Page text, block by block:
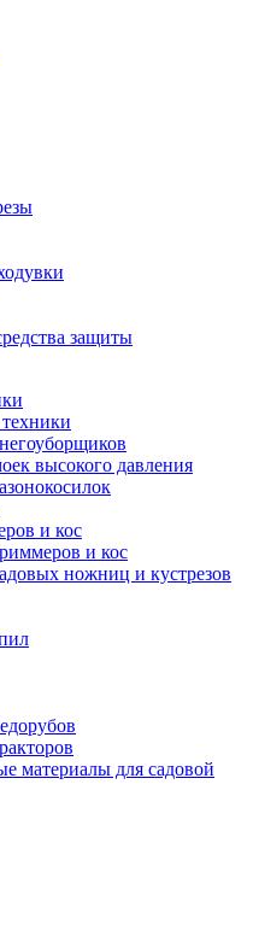
защиты
высокого давления
и кос
и кос
ножниц и кустрезов
материалы для садовой